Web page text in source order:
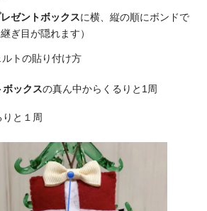
ゼントボックスに横、縦の順にボンドで
ぎ目が隠れます）
ルトの貼り付け方
ボックスの真ん中からくるりと1周
と１周